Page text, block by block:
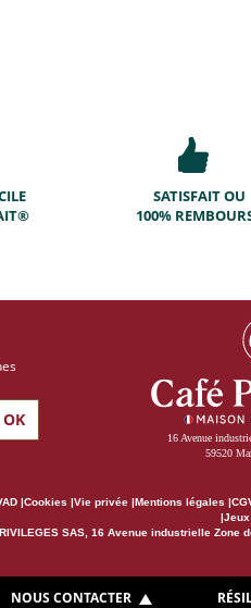
SATISFAIT OU
100%
OK
16 Avenue
59520
Cookies Vie privée Mentions légales
SAS, 16 Avenue industrielle Zone
NOUS CONTACTER